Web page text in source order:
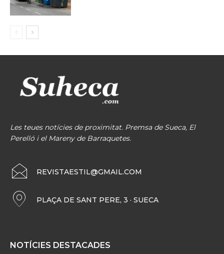
Les teues notícies de proximitat. Premsa de Sueca, El
Perelló i el Mareny de Barraquetes.
REVISTAESTIL@GMAIL.COM
PLAÇA DE SANT PERE, 3 · SUECA
NOTÍCIES DESTACADES